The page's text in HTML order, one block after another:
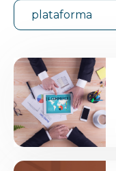
plataforma